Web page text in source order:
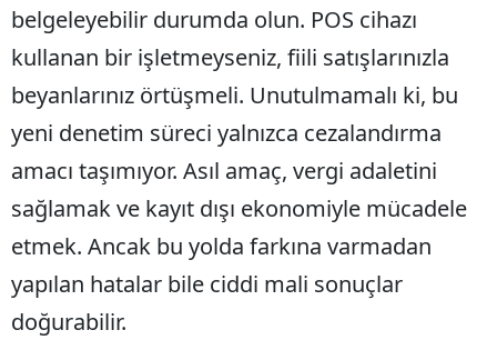
belgeleyebilir durumda olun. POS cihazı
kullanan bir işletmeyseniz, fiili satışlarınızla
beyanlarınız örtüşmeli. Unutulmamalı ki, bu
yeni denetim süreci yalnızca cezalandırma
amacı taşımıyor. Asıl amaç, vergi adaletini
sağlamak ve kayıt dışı ekonomiyle mücadele
etmek. Ancak bu yolda farkına varmadan
yapılan hatalar bile ciddi mali sonuçlar
doğurabilir.